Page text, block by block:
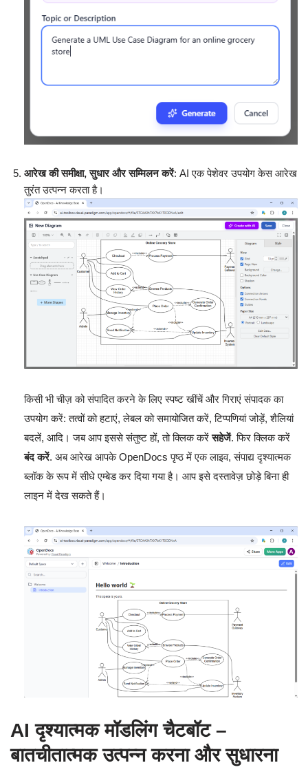
आरेख की समीक्षा, सुधार और सम्मिलन करें: AI एक पेशेवर उपयोग केस आरेख
तुरंत उत्पन्न करता है।
किसी भी चीज़ को संपादित करने के लिए स्पष्ट खींचें और गिराएं संपादक का
उपयोग करें: तत्वों को हटाएं, लेबल को समायोजित करें, टिप्पणियां जोड़ें, शैलियां
बदलें, आदि। जब आप इससे संतुष्ट हों, तो क्लिक करेंसहेजें. फिर क्लिक करें
बंद करें. अब आरेख आपके OpenDocs पृष्ठ में एक लाइव, संपाद्य दृश्यात्मक
ब्लॉक के रूप में सीधे एम्बेड कर दिया गया है। आप इसे दस्तावेज़ छोड़े बिना ही
लाइन में देख सकते हैं।
AI दृश्यात्मक मॉडलिंग चैटबॉट –
बातचीतात्मक उत्पन्न करना और सुधारना